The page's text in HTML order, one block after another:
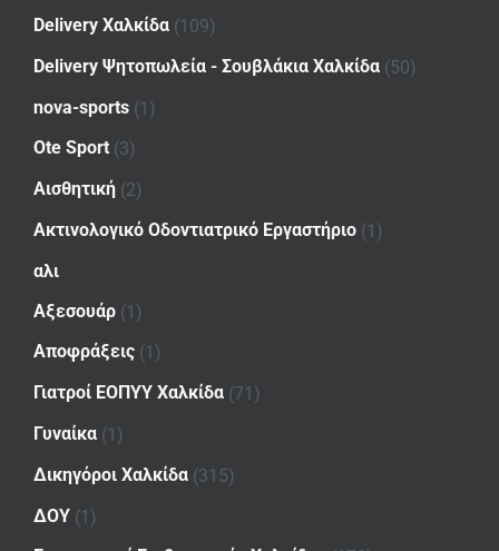
Delivery Χαλκίδα (109)
Delivery Ψητοπωλεία - Σουβλάκια Χαλκίδα (50)
nova-sports (1)
Ote Sport (3)
Αισθητική (2)
Ακτινολογικό Οδοντιατρικό Εργαστήριο (1)
αλι
Αξεσουάρ (1)
Αποφράξεις (1)
Γιατροί ΕΟΠΥΥ Χαλκίδα (71)
Γυναίκα (1)
Δικηγόροι Χαλκίδα (315)
ΔΟΥ (1)